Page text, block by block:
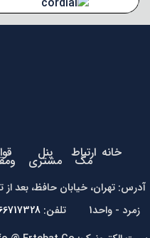
خانه ارتباط
مگ پنل
مشتری
زمرد - واحد1 تلفن:
66727433